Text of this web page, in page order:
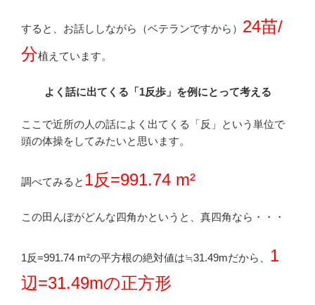
すると、お話ししながら（ベテランですから） 24苗/
分植えています。
よく話に出てくる「1反歩」を例にとって考える
ここで近所の人の話によく出てくる「反」という単位で
頭の体操をしてみたいと思います。
調べてみると 1反=991.74 m²
この田んぼがどんな四角かというと、真四角なら・・・
1反=991.74 m²の平方根の絶対値は≒31.49mだから、 1
辺=31.49mの正方形